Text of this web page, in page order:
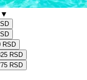
▼
RSD
RSD
RSD